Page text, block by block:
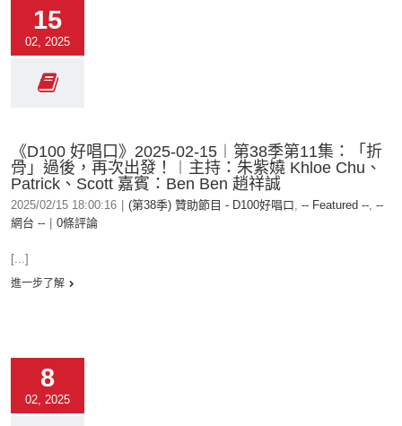
15
02, 2025
《D100 好唱口》2025-02-15︱第38季第11集：「折
骨」過後，再次出發！︱主持：朱紫嬈 Khloe Chu、
Patrick、Scott 嘉賓：Ben Ben 趙祥誠
2025/02/15 18:00:16 (第38季) 贊助節目 - D100好唱口, -- Featured --, --
網台 --
0條評論
[...]
進一步了解
8
02, 2025